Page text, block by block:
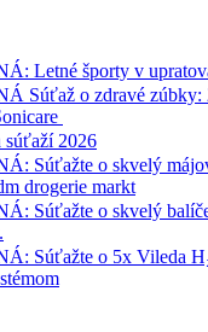
Letné športy v
Súťaž o zdravé zúbky:
súťaží 2026
Súťažte o skvelý
drogerie markt
Súťažte o skvelý
Súťažte o 5x Vileda